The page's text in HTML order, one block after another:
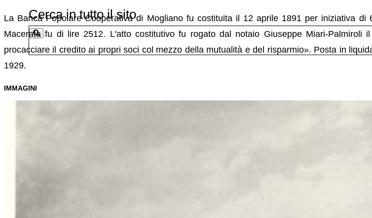
Cerca in tutto il sito
La Banca Popolare Cooperativa di Mogliano fu costituita il 12 aprile 1891 per iniziativa
Macerata fu di lire 2512. L'atto costitutivo fu rogato dal notaio Giuseppe Miari-
procacciare il credito ai propri soci col mezzo della mutualità e del risparmio». Posta in
1929.
IMMAGINI